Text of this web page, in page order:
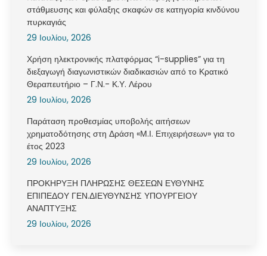
στάθμευσης και φύλαξης σκαφών σε κατηγορία κινδύνου
πυρκαγιάς
29 Ιουλίου, 2026
Χρήση ηλεκτρονικής πλατφόρμας “i-supplies” για τη
διεξαγωγή διαγωνιστικών διαδικασιών από το Κρατικό
Θεραπευτήριο – Γ.Ν.- Κ.Υ. Λέρου
29 Ιουλίου, 2026
Παράταση προθεσμίας υποβολής αιτήσεων
χρηματοδότησης στη Δράση «Μ.Ι. Επιχειρήσεων» για το
έτος 2023
29 Ιουλίου, 2026
ΠΡΟΚΗΡΥΞΗ ΠΛΗΡΩΣΗΣ ΘΕΣΕΩΝ ΕΥΘΥΝΗΣ
ΕΠΙΠΕΔΟΥ ΓΕΝ.ΔΙΕΥΘΥΝΣΗΣ ΥΠΟΥΡΓΕΙΟΥ
ΑΝΑΠΤΥΞΗΣ
29 Ιουλίου, 2026